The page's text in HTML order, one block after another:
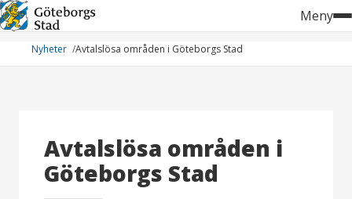
Hoppa
till
innehåll
Meny
Nyheter Avtalslösa områden i Göteborgs Stad
Avtalslösa områden i
Göteborgs Stad